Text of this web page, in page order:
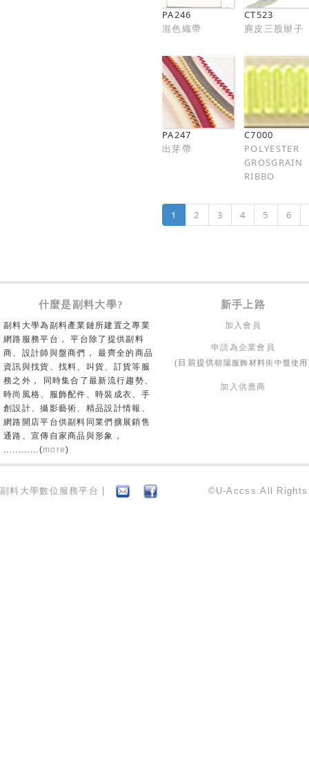
PA246
混色織帶
CT523
麂皮三股辮子
PA247
出芽帶
C7000
POLYESTER
GROSGRAIN
RIBBO
1 2 3 4 5 6
什麼是副料大學? 新手上路
副料大學為副料產業鏈所建置之專業
網路服務平台， 平台除了提供副料
商、設計師與盤商們， 最齊全的商品
資訊與找貨、找料、叫貨、訂貨等服
務之外， 同時集合了最新流行趨勢、
時尚風格、服飾配件、時裝成衣、手
創設計、攝影藝術、精品設計情報、
網路開店平台供副料同業們擴展銷售
通路、宣傳自家商品與形象，
............(more)
加入會員
申請為企業會員
(目前提供朝陽服飾材料街中盤使用
加入供應商
副料大學數位服務平台 | ©U-Accss.All Rights